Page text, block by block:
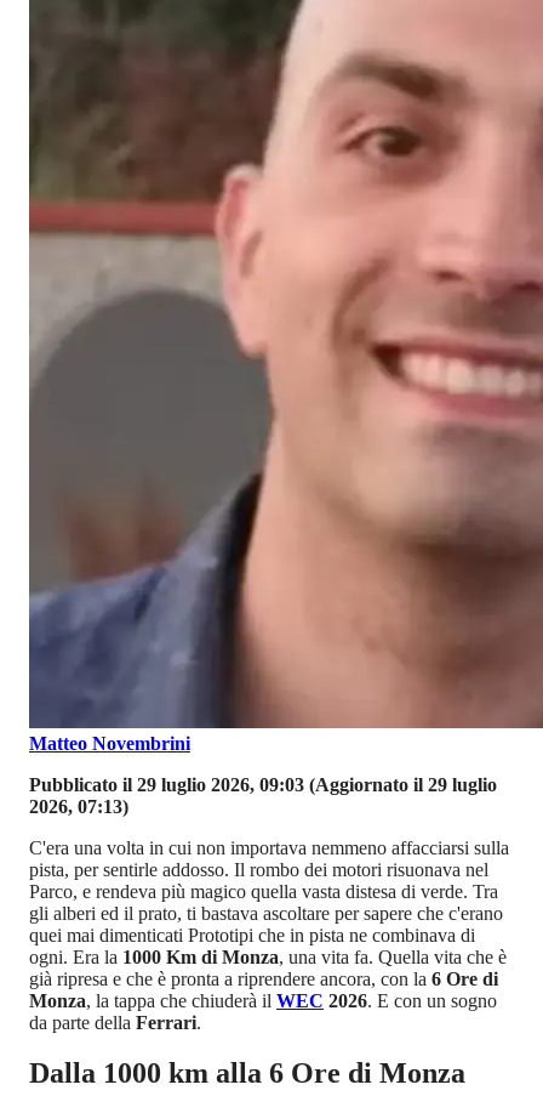
Matteo Novembrini
Pubblicato il 29 luglio 2026, 09:03 (Aggiornato il 29 luglio
2026, 07:13)
C'era una volta in cui non importava nemmeno affacciarsi sulla
pista, per sentirle addosso. Il rombo dei motori risuonava nel
Parco, e rendeva più magico quella vasta distesa di verde. Tra
gli alberi ed il prato, ti bastava ascoltare per sapere che c'erano
quei mai dimenticati Prototipi che in pista ne combinava di
ogni. Era la 1000 Km di Monza, una vita fa. Quella vita che è
già ripresa e che è pronta a riprendere ancora, con la 6 Ore di
Monza, la tappa che chiuderà il WEC 2026. E con un sogno
da parte della Ferrari.
Dalla 1000 km alla 6 Ore di Monza